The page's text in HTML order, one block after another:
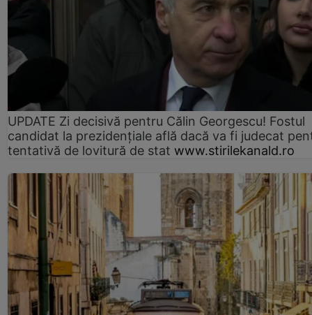
UPDATE Zi decisivă pentru Călin Georgescu! Fostul
candidat la prezidențiale află dacă va fi judecat
tentativă de lovitură de stat www.stirilekanald.ro